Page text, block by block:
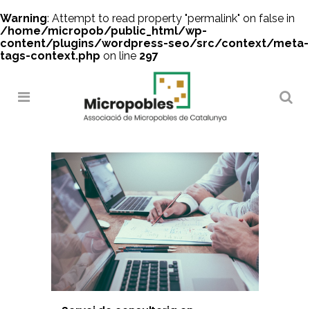
Warning: Attempt to read property "permalink" on false in
/home/micropob/public_html/wp-
content/plugins/wordpress-seo/src/context/meta-
tags-context.php on line 297